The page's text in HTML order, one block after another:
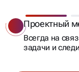
УЗКОЙ
Проектный
Всегда на
задачи и